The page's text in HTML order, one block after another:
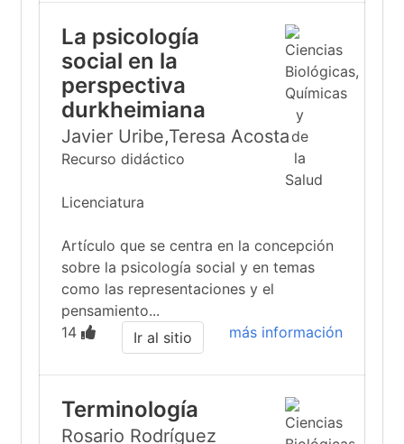
La psicología
social en la
perspectiva
durkheimiana
Javier Uribe,Teresa Acosta
Recurso didáctico
Licenciatura
Artículo que se centra en la concepción
sobre la psicología social y en temas
como las representaciones y el
pensamiento...
14
más información
Ir al sitio
Terminología
Rosario Rodríguez